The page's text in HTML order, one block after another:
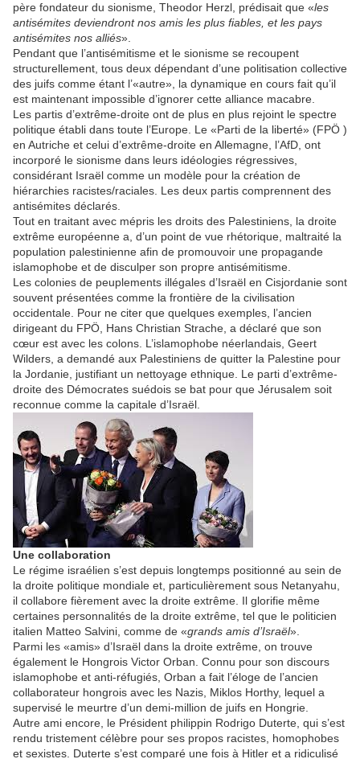
père fondateur du sionisme, Theodor Herzl, prédisait que «les
antisémites deviendront nos amis les plus fiables, et les pays
antisémites nos alliés».
Pendant que l’antisémitisme et le sionisme se recoupent
structurellement, tous deux dépendant d’une politisation collective
des juifs comme étant l’«autre», la dynamique en cours fait qu’il
est maintenant impossible d’ignorer cette alliance macabre.
Les partis d’extrême-droite ont de plus en plus rejoint le spectre
politique établi dans toute l’Europe. Le «Parti de la liberté» (FPÖ )
en Autriche et celui d’extrême-droite en Allemagne, l’AfD, ont
incorporé le sionisme dans leurs idéologies régressives,
considérant Israël comme un modèle pour la création de
hiérarchies racistes/raciales. Les deux partis comprennent des
antisémites déclarés.
Tout en traitant avec mépris les droits des Palestiniens, la droite
extrême européenne a, d’un point de vue rhétorique, maltraité la
population palestinienne afin de promouvoir une propagande
islamophobe et de disculper son propre antisémitisme.
Les colonies de peuplements illégales d’Israël en Cisjordanie sont
souvent présentées comme la frontière de la civilisation
occidentale. Pour ne citer que quelques exemples, l’ancien
dirigeant du FPÖ, Hans Christian Strache, a déclaré que son
cœur est avec les colons. L’islamophobe néerlandais, Geert
Wilders, a demandé aux Palestiniens de quitter la Palestine pour
la Jordanie, justifiant un nettoyage ethnique. Le parti d’extrême-
droite des Démocrates suédois se bat pour que Jérusalem soit
reconnue comme la capitale d’Israël.
Une collaboration
Le régime israélien s’est depuis longtemps positionné au sein de
la droite politique mondiale et, particulièrement sous Netanyahu,
il collabore fièrement avec la droite extrême. Il glorifie même
certaines personnalités de la droite extrême, tel que le politicien
italien Matteo Salvini, comme de «grands amis d’Israël».
Parmi les «amis» d’Israël dans la droite extrême, on trouve
également le Hongrois Victor Orban. Connu pour son discours
islamophobe et anti-réfugiés, Orban a fait l’éloge de l’ancien
collaborateur hongrois avec les Nazis, Miklos Horthy, lequel a
supervisé le meurtre d’un demi-million de juifs en Hongrie.
Autre ami encore, le Président philippin Rodrigo Duterte, qui s’est
rendu tristement célèbre pour ses propos racistes, homophobes
et sexistes. Duterte s’est comparé une fois à Hitler et a ridiculisé